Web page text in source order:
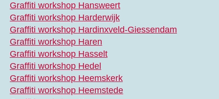
Graffiti workshop Hansweert
Graffiti workshop Harderwijk
Graffiti workshop Hardinxveld-Giessendam
Graffiti workshop Haren
Graffiti workshop Hasselt
Graffiti workshop Hedel
Graffiti workshop Heemskerk
Graffiti workshop Heemstede